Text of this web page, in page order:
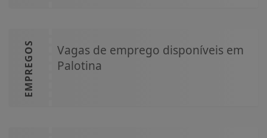
EMPREGOS
Vagas de emprego disponíveis em
Palotina